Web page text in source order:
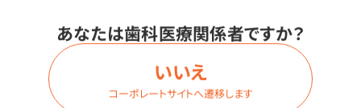
あなたは歯科医療関係者ですか？
いいえ
コーポレートサイトへ遷移します
３Dプリンターや口腔内スキャナーは、以前と異なり中国
や韓国のメーカーも増えてきてデジタル技術はもはや一
般的になりつつあると感じました。